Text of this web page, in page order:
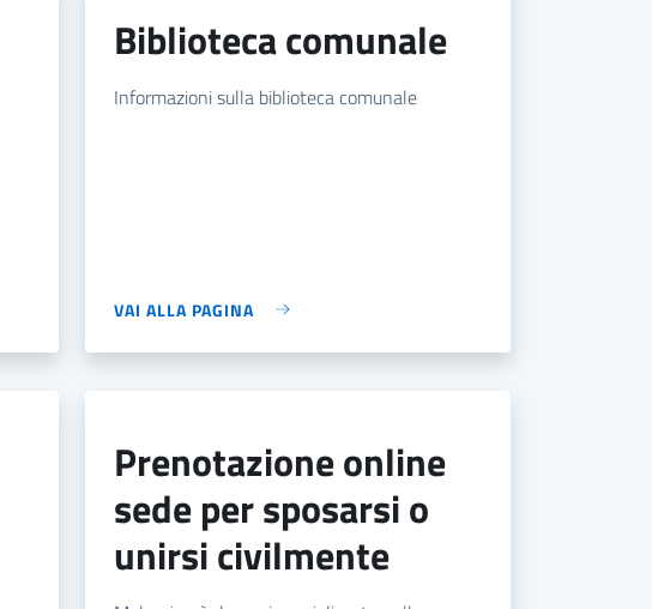
biblioteca comunale
Informazioni sulla biblioteca comunale
VAI ALLA PAGINA
prenotazione online
sede per sposarsi o
unirsi civilmente